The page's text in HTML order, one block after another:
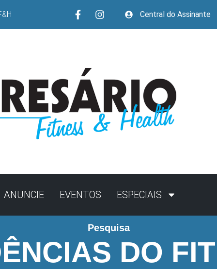
Central do Assinante
ANUNCIE EVENTOS ESPECIAIS
Pesquisa
DO